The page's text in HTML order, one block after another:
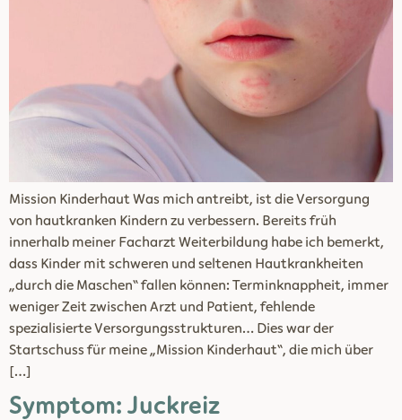
Mission Kinderhaut Was mich antreibt, ist die Versorgung
von hautkranken Kindern zu verbessern. Bereits früh
innerhalb meiner Facharzt Weiterbildung habe ich bemerkt,
dass Kinder mit schweren und seltenen Hautkrankheiten
„durch die Maschen“ fallen können: Terminknappheit, immer
weniger Zeit zwischen Arzt und Patient, fehlende
spezialisierte Versorgungsstrukturen… Dies war der
Startschuss für meine „Mission Kinderhaut“, die mich über
[…]
Symptom: Juckreiz